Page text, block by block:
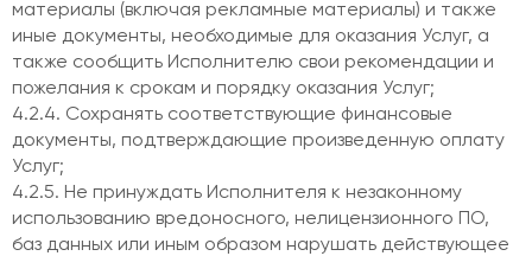
материалы (включая рекламные материалы) и также
иные документы, необходимые для оказания Услуг, а
также сообщить Исполнителю свои рекомендации и
пожелания к срокам и порядку оказания Услуг;
4.2.4. Сохранять соответствующие финансовые
документы, подтверждающие произведенную оплату
Услуг;
4.2.5. Не принуждать Исполнителя к незаконному
использованию вредоносного, нелицензионного ПО,
баз данных или иным образом нарушать действующее